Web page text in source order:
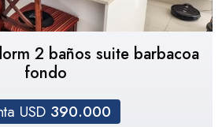
2 baños suite barbacoa
fondo
USD 390.000